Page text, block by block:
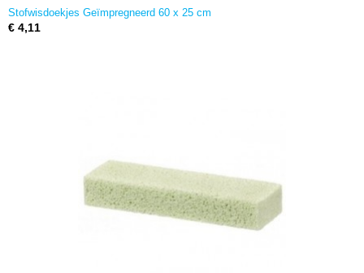
Stofwisdoekjes Geïmpregneerd 60 x 25 cm
€ 4,11